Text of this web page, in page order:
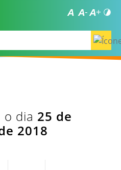
o dia 25 de
2018